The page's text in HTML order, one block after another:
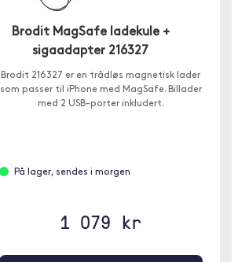
Brodit MagSafe ladekule +
sigaadapter 216327
Brodit 216327 er en trådløs magnetisk lader
som passer til iPhone med MagSafe. Billader
med 2 USB-porter inkludert.
På lager, sendes i morgen
1 079 kr